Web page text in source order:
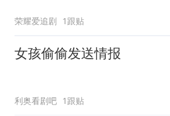
荣耀爱追剧 1跟贴
女孩偷偷发送情报
利奥看剧吧 1跟贴